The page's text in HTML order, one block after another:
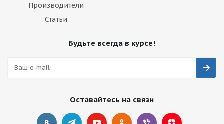
Производители
Статьи
Будьте всегда в курсе!
Оставайтесь на связи